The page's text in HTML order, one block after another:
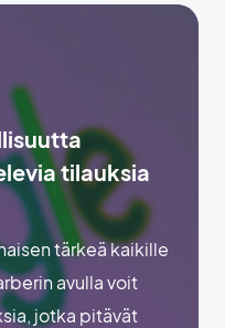
tilauksia
tärkeä kaikille
avulla voit
jotka pitävät